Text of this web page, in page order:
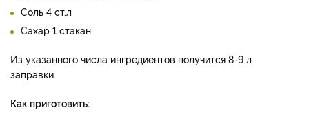
Соль 4 ст.л
Сахар 1 стакан
Из указанного числа ингредиентов получится 8-9 л
заправки.
Как приготовить: